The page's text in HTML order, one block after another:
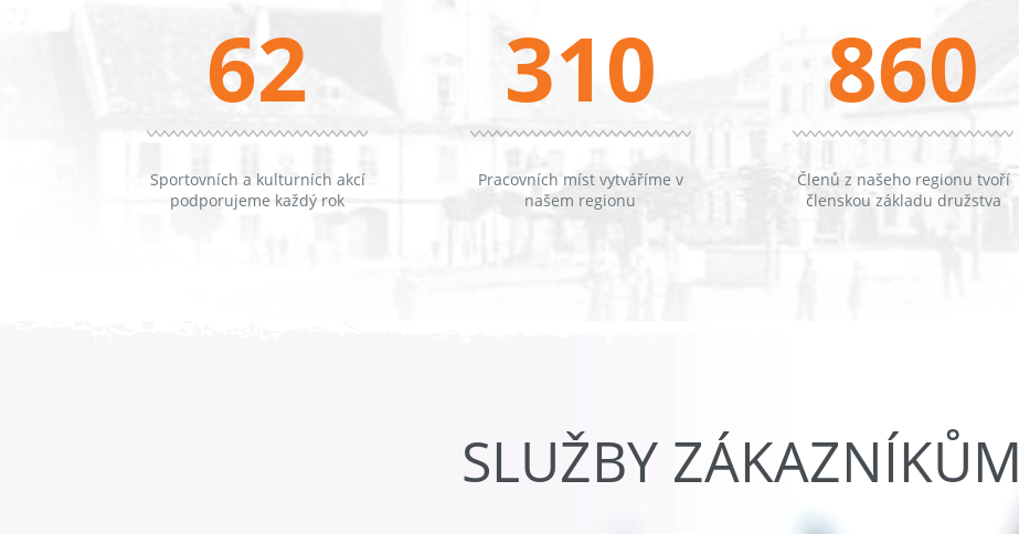
62
Sportovních a kulturních akcí
podporujeme každý rok
310
Pracovních míst vytváříme v
našem regionu
860
Členů z našeho regionu tvoří
členskou základu družstva
SLUŽBY ZÁKAZNÍKŮM